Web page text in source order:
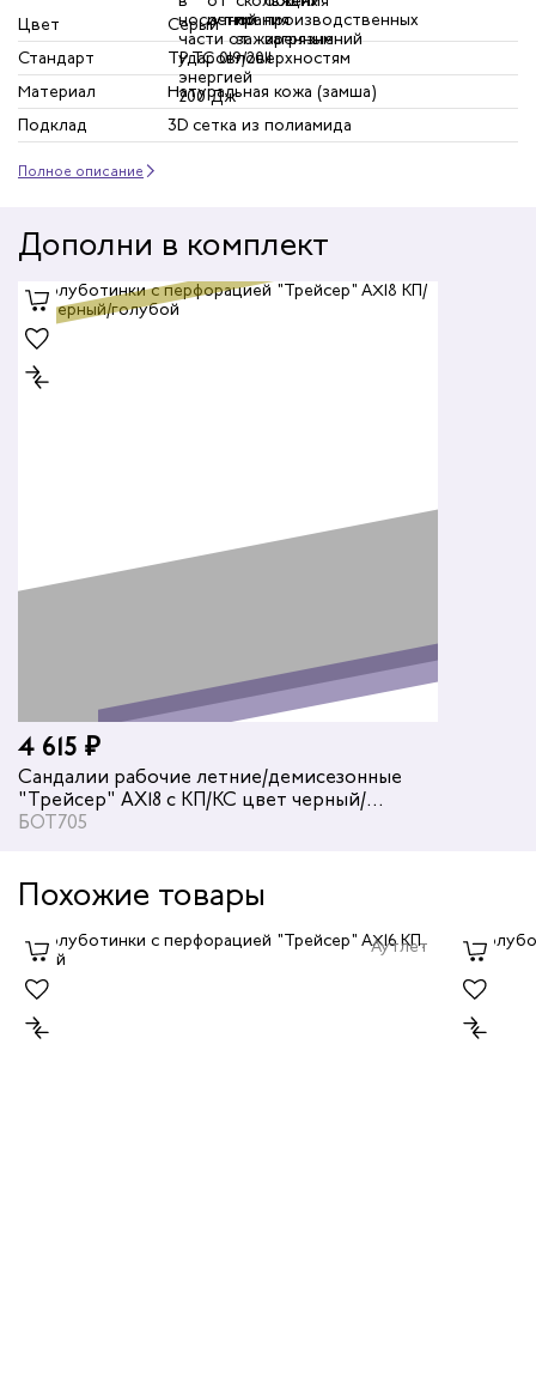
Цвет
Серый
Стандарт
ТР ТС 019/2011
Материал
Натуральная кожа (замша)
Подклад
3D сетка из полиамида
Полное описание
Дополни в комплект
4 615 ₽
Сандалии рабочие летние/демисезонные
"Трейсер" AX18 с КП/КС цвет черный/
голубой
БОТ705
Похожие товары
Аутлет